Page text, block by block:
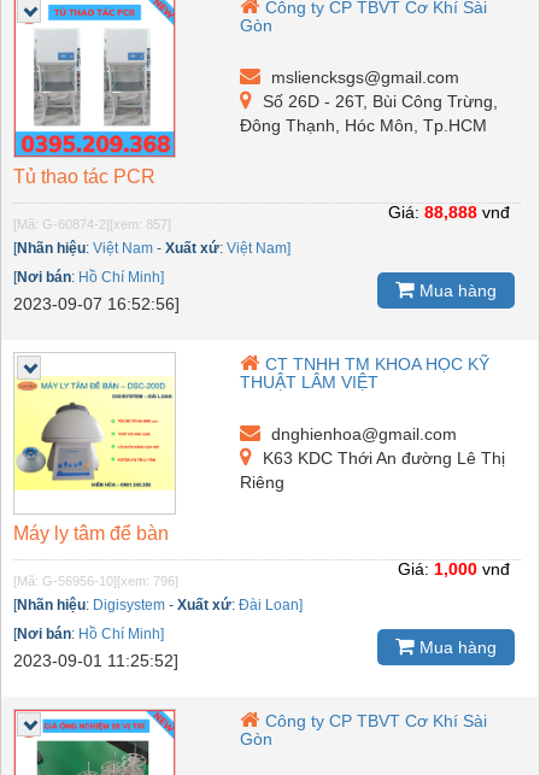
Công ty CP TBVT Cơ Khí Sài
Gòn
msliencksgs@gmail.com
Số 26D - 26T, Bùi Công Trừng,
Đông Thạnh, Hóc Môn, Tp.HCM
Tủ thao tác PCR
[Mã: G-60874-2] [xem: 857]
[Nhãn hiệu: Việt Nam - Xuất xứ: Việt Nam]
[Nơi bán: Hồ Chí Minh]
2023-09-07 16:52:56]
Giá: 88,888 vnđ
Mua hàng
CT TNHH TM KHOA HỌC KỸ
THUẬT LÂM VIỆT
dnghienhoa@gmail.com
K63 KDC Thới An đường Lê Thị
Riêng
Máy ly tâm để bàn
[Mã: G-56956-10] [xem: 796]
[Nhãn hiệu: Digisystem - Xuất xứ: Đài Loan]
[Nơi bán: Hồ Chí Minh]
2023-09-01 11:25:52]
Giá: 1,000 vnđ
Mua hàng
Công ty CP TBVT Cơ Khí Sài
Gòn